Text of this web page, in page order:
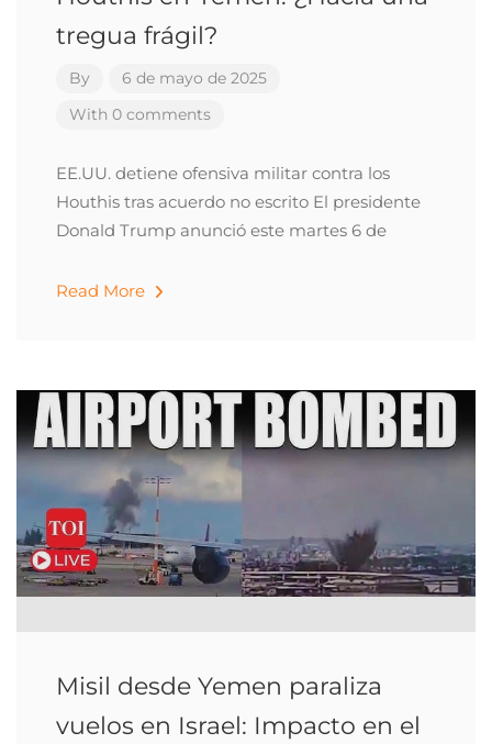
tregua frágil?
By
6 de mayo de 2025
With 0 comments
EE.UU. detiene ofensiva militar contra los
Houthis tras acuerdo no escrito El presidente
Donald Trump anunció este martes 6 de
Read More
Misil desde Yemen paraliza
vuelos en Israel: Impacto en el